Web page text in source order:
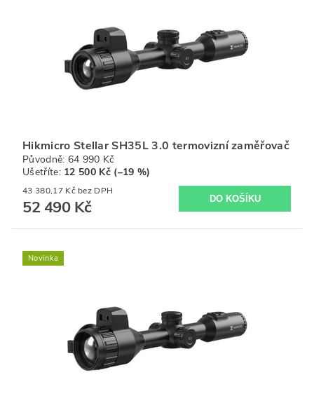
Hikmicro Stellar SH35L 3.0 termovizní zaměřovač
Původně: 64 990 Kč
Ušetříte: 12 500 Kč (–19 %)
43 380,17 Kč bez DPH
52 490 Kč
Novinka